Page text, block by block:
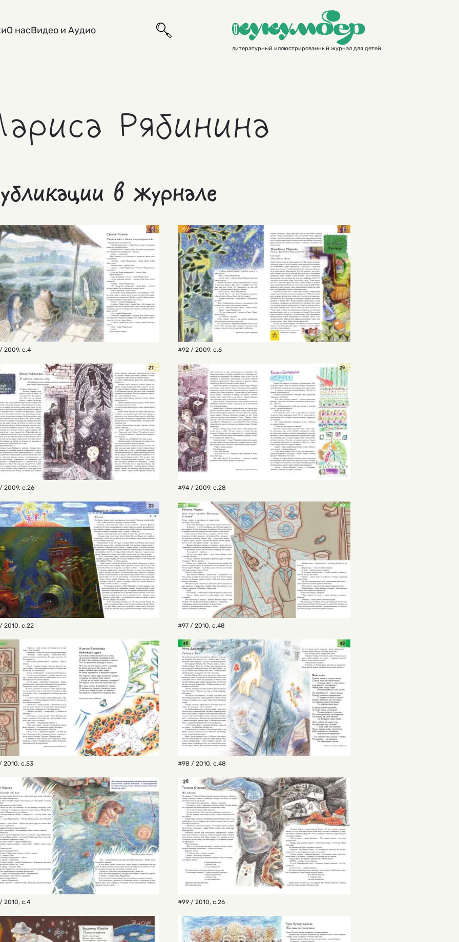
О насВидео и Аудио
литературный иллюстрированный журнал для детей
Рябинина
в журнале
2009, с.4 #92 / 2009, с.6
2009, с.26 #94 / 2009, с.28
2010, с.22 #97 / 2010, с.48
2010, с.53 #98 / 2010, с.48
2010, с.4 #99 / 2010, с.26